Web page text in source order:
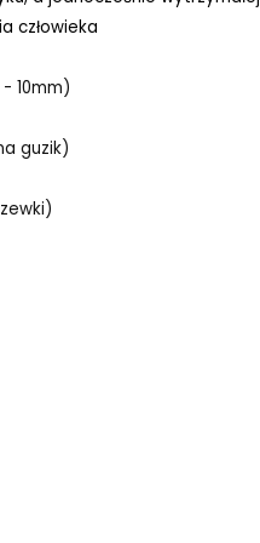
człowieka
10mm)
guzik)